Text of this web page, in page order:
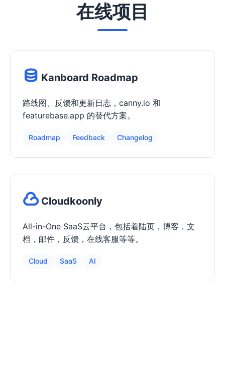
在线项目
Kanboard Roadmap
路线图、反馈和更新日志，canny.io 和
featurebase.app 的替代方案。
Roadmap Feedback Changelog
Cloudkoonly
All-in-One SaaS云平台，包括着陆页，博客，文
档，邮件，反馈，在线客服等等。
Cloud SaaS AI